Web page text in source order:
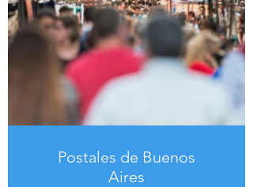
Postales de Buenos
Aires